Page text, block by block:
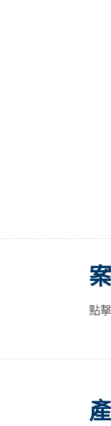
點